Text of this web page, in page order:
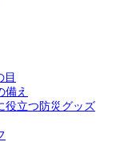
目
備え
役立つ防災グッズ